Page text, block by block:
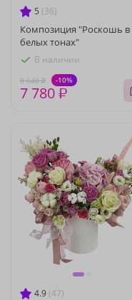
5 (36)
Композиция "Роскошь в
белых тонах"
В наличии
8 640 ₽ -10%
7 780 ₽
4.9 (47)